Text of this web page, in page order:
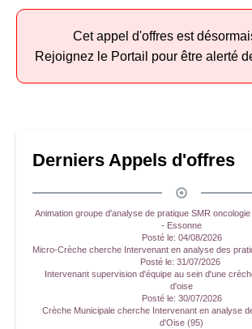
Cet appel d'offres est
Rejoignez le Portail pour être alerté
Derniers Appels d'offres
Animation groupe d'analyse de pratique SMR
- Essonne
Posté le: 04/08/2026
Micro-Crèche cherche Intervenant en analyse des
Posté le: 31/07/2026
Intervenant supervision d'équipe au sein d'une
d'oise
Posté le: 30/07/2026
Crèche Municipale cherche Intervenant en analyse
d'Oise (95)